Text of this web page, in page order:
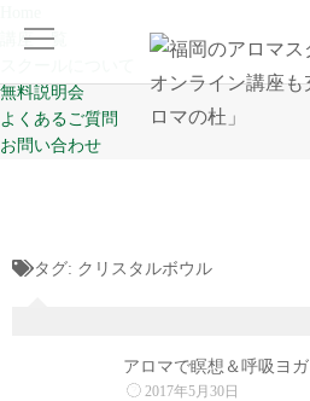
講座一覧
無料説明会
よくあるご質問
お問い合わせ
Home
スクールについて
タグ: クリスタルボウル
アロマで瞑想＆呼吸ヨガ
2017年5月30日